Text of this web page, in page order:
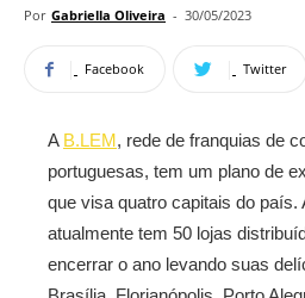
Por Gabriella Oliveira - 30/05/2023
Facebook Twitter
A B.LEM, rede de franquias de
portuguesas, tem um plano de
que visa quatro capitais do país.
atualmente tem 50 lojas
encerrar o ano levando suas